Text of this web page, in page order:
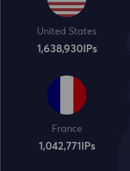
United States
1,638,932IPs
France
1,042,773 IPs